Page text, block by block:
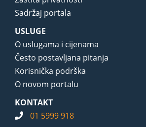
Sadržaj portala
USLUGE
O uslugama i cijenama
Često postavljana pitanja
Korisnička podrška
O novom portalu
KONTAKT
01 5999 918